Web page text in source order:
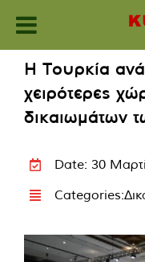
content
Η Τουρκία
χειρότερες
δικαιωμάτων
Date: 30
Categories: